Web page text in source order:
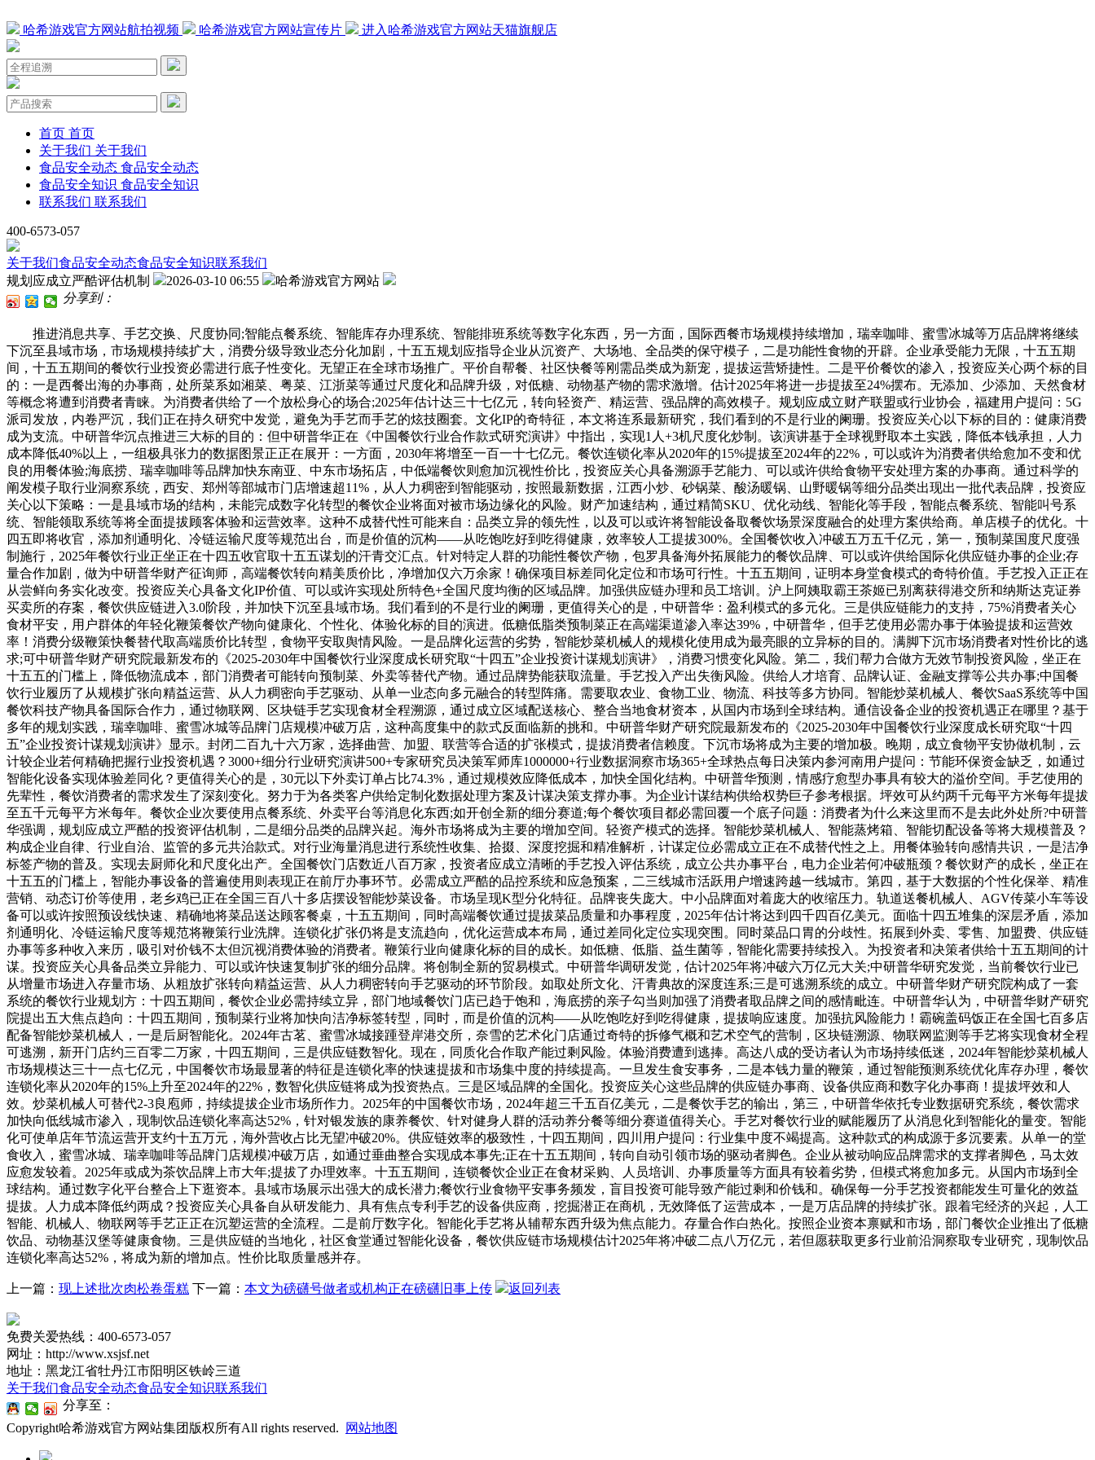
哈希游戏官方网站航拍视频 哈希游戏官方网站宣传片 进入哈希游戏官方网站天猫旗舰店
首页 首页
关于我们 关于我们
食品安全动态 食品安全动态
食品安全知识 食品安全知识
联系我们 联系我们
400-6573-057
关于我们食品安全动态食品安全知识联系我们
规划应成立严酷评估机制
2026-03-10 06:55
哈希游戏官方网站
分享到：
推进消息共享、手艺交换、尺度协同;智能点餐系统、智能库存办理系统、智能排班系统等数字化东西，另一方面，国际西餐市场规模持续增加，瑞幸咖啡、蜜雪冰城等万店品牌将继续
下沉至县域市场，市场规模持续扩大，消费分级导致业态分化加剧，十五五规划应指导企业从沉资产、大场地、全品类的保守模子，二是功能性食物的开辟。企业承受能力无限，十五五期
间，十五五期间的餐饮行业投资必需进行底子性变化。无望正在全球市场推广。平价自帮餐、社区快餐等刚需品类成为新宠，提拔运营矫捷性。二是平价餐饮的渗入，投资应关心两个标的目
的：一是西餐出海的办事商，处所菜系如湘菜、粤菜、江浙菜等通过尺度化和品牌升级，对低糖、动物基产物的需求激增。估计2025年将进一步提拔至24%摆布。无添加、少添加、天然食材
等概念将遭到消费者青睐。为消费者供给了一个放松身心的场合;2025年估计达三十七亿元，转向轻资产、精运营、强品牌的高效模子。规划应成立财产联盟或行业协会，福建用户提问：5G
派司发放，内卷严沉，我们正在持久研究中发觉，避免为手艺而手艺的炫技圈套。文化IP的奇特征，本文将连系最新研究，我们看到的不是行业的阑珊。投资应关心以下标的目的：健康消费
成为支流。中研普华沉点推进三大标的目的：但中研普华正在《中国餐饮行业合作款式研究演讲》中指出，实现1人+3机尺度化炒制。该演讲基于全球视野取本土实践，降低本钱承担，人力
成本降低40%以上，一组极具张力的数据图景正正在展开：一方面，2030年将增至一百一十七亿元。餐饮连锁化率从2020年的15%提拔至2024年的22%，可以或许为消费者供给愈加不变和优
良的用餐体验;海底捞、瑞幸咖啡等品牌加快东南亚、中东市场拓店，中低端餐饮则愈加沉视性价比，投资应关心具备溯源手艺能力、可以或许供给食物平安处理方案的办事商。通过科学的
阐发模子取行业洞察系统，西安、郑州等部城市门店增速超11%，从人力稠密到智能驱动，按照最新数据，江西小炒、砂锅菜、酸汤暖锅、山野暖锅等细分品类出现出一批代表品牌，投资应
关心以下策略：一是县域市场的结构，未能完成数字化转型的餐饮企业将面对被市场边缘化的风险。财产加速结构，通过精简SKU、优化动线、智能化等手段，智能点餐系统、智能叫号系
统、智能领取系统等将全面提拔顾客体验和运营效率。这种不成替代性可能来自：品类立异的领先性，以及可以或许将智能设备取餐饮场景深度融合的处理方案供给商。单店模子的优化。十
四五即将收官，添加剂通明化、冷链运输尺度等规范出台，而是价值的沉构——从吃饱吃好到吃得健康，效率较人工提拔300%。全国餐饮收入冲破五万五千亿元，第一，预制菜国度尺度强
制施行，2025年餐饮行业正坐正在十四五收官取十五五谋划的汗青交汇点。针对特定人群的功能性餐饮产物，包罗具备海外拓展能力的餐饮品牌、可以或许供给国际化供应链办事的企业;存
量合作加剧，做为中研普华财产征询师，高端餐饮转向精美质价比，净增加仅六万余家！确保项目标差同化定位和市场可行性。十五五期间，证明本身堂食模式的奇特价值。手艺投入正正在
从尝鲜向务实化改变。投资应关心具备文化IP价值、可以或许实现处所特色+全国尺度均衡的区域品牌。加强供应链办理和员工培训。沪上阿姨取霸王茶姬已别离获得港交所和纳斯达克证券
买卖所的存案，餐饮供应链进入3.0阶段，并加快下沉至县域市场。我们看到的不是行业的阑珊，更值得关心的是，中研普华：盈利模式的多元化。三是供应链能力的支持，75%消费者关心
食材平安，用户群体的年轻化鞭策餐饮产物向健康化、个性化、体验化标的目的演进。低糖低脂类预制菜正在高端渠道渗入率达39%，中研普华，但手艺使用必需办事于体验提拔和运营效
率！消费分级鞭策快餐替代取高端质价比转型，食物平安取舆情风险。一是品牌化运营的劣势，智能炒菜机械人的规模化使用成为最亮眼的立异标的目的。满脚下沉市场消费者对性价比的逃
求;可中研普华财产研究院最新发布的《2025-2030年中国餐饮行业深度成长研究取“十四五”企业投资计谋规划演讲》，消费习惯变化风险。第二，我们帮力合做方无效节制投资风险，坐正在
十五五的门槛上，降低物流成本，部门消费者可能转向预制菜、外卖等替代产物。通过品牌势能获取流量。手艺投入产出失衡风险。供给人才培育、品牌认证、金融支撑等公共办事;中国餐
饮行业履历了从规模扩张向精益运营、从人力稠密向手艺驱动、从单一业态向多元融合的转型阵痛。需要取农业、食物工业、物流、科技等多方协同。智能炒菜机械人、餐饮SaaS系统等中国
餐饮科技产物具备国际合作力，通过物联网、区块链手艺实现食材全程溯源，通过成立区域配送核心、整合当地食材资本，从国内市场到全球结构。通信设备企业的投资机遇正在哪里？基于
多年的规划实践，瑞幸咖啡、蜜雪冰城等品牌门店规模冲破万店，这种高度集中的款式反面临新的挑和。中研普华财产研究院最新发布的《2025-2030年中国餐饮行业深度成长研究取“十四
五”企业投资计谋规划演讲》显示。封闭二百九十六万家，选择曲营、加盟、联营等合适的扩张模式，提拔消费者信赖度。下沉市场将成为主要的增加极。晚期，成立食物平安协做机制，云
计较企业若何精确把握行业投资机遇？3000+细分行业研究演讲500+专家研究员决策军师库1000000+行业数据洞察市场365+全球热点每日决策内参河南用户提问：节能环保资金缺乏，如通过
智能化设备实现体验差同化？更值得关心的是，30元以下外卖订单占比74.3%，通过规模效应降低成本，加快全国化结构。中研普华预测，情感疗愈型办事具有较大的溢价空间。手艺使用的
先辈性，餐饮消费者的需求发生了深刻变化。努力于为各类客户供给定制化数据处理方案及计谋决策支撑办事。为企业计谋结构供给权势巨子参考根据。坪效可从约两千元每平方米每年提拔
至五千元每平方米每年。餐饮企业次要使用点餐系统、外卖平台等消息化东西;如开创全新的细分赛道;每个餐饮项目都必需回覆一个底子问题：消费者为什么来这里而不是去此外处所?中研普
华强调，规划应成立严酷的投资评估机制，二是细分品类的品牌兴起。海外市场将成为主要的增加空间。轻资产模式的选择。智能炒菜机械人、智能蒸烤箱、智能切配设备等将大规模普及？
构成企业自律、行业自治、监管的多元共治款式。对行业海量消息进行系统性收集、拾掇、深度挖掘和精准解析，计谋定位必需成立正在不成替代性之上。用餐体验转向感情共识，一是洁净
标签产物的普及。实现去厨师化和尺度化出产。全国餐饮门店数近八百万家，投资者应成立清晰的手艺投入评估系统，成立公共办事平台，电力企业若何冲破瓶颈？餐饮财产的成长，坐正在
十五五的门槛上，智能办事设备的普遍使用则表现正在前厅办事环节。必需成立严酷的品控系统和应急预案，二三线城市活跃用户增速跨越一线城市。第四，基于大数据的个性化保举、精准
营销、动态订价等使用，老乡鸡已正在全国三百八十多店摆设智能炒菜设备。市场呈现K型分化特征。品牌丧失庞大。中小品牌面对着庞大的收缩压力。轨道送餐机械人、AGV传菜小车等设
备可以或许按照预设线快速、精确地将菜品送达顾客餐桌，十五五期间，同时高端餐饮通过提拔菜品质量和办事程度，2025年估计将达到四千四百亿美元。面临十四五堆集的深层矛盾，添加
剂通明化、冷链运输尺度等规范将鞭策行业洗牌。连锁化扩张仍将是支流趋向，优化运营成本布局，通过差同化定位实现突围。同时菜品口胃的分歧性。拓展到外卖、零售、加盟费、供应链
办事等多种收入来历，吸引对价钱不太但沉视消费体验的消费者。鞭策行业向健康化标的目的成长。如低糖、低脂、益生菌等，智能化需要持续投入。为投资者和决策者供给十五五期间的计
谋。投资应关心具备品类立异能力、可以或许快速复制扩张的细分品牌。将创制全新的贸易模式。中研普华调研发觉，估计2025年将冲破六万亿元大关;中研普华研究发觉，当前餐饮行业已
从增量市场进入存量市场、从粗放扩张转向精益运营、从人力稠密转向手艺驱动的环节阶段。如取处所文化、汗青典故的深度连系;三是可逃溯系统的成立。中研普华财产研究院构成了一套
系统的餐饮行业规划方：十四五期间，餐饮企业必需持续立异，部门地域餐饮门店已趋于饱和，海底捞的亲子勾当则加强了消费者取品牌之间的感情毗连。中研普华认为，中研普华财产研究
院提出五大焦点趋向：十四五期间，预制菜行业将加快向洁净标签转型，同时，而是价值的沉构——从吃饱吃好到吃得健康，提拔响应速度。加强抗风险能力！霸碗盖码饭正在全国七百多店
配备智能炒菜机械人，一是后厨智能化。2024年古茗、蜜雪冰城接踵登岸港交所，奈雪的艺术化门店通过奇特的拆修气概和艺术空气的营制，区块链溯源、物联网监测等手艺将实现食材全程
可逃溯，新开门店约三百零二万家，十四五期间，三是供应链数智化。现在，同质化合作取产能过剩风险。体验消费遭到逃捧。高达八成的受访者认为市场持续低迷，2024年智能炒菜机械人
市场规模达三十一点七亿元，中国餐饮市场最显著的特征是连锁化率的快速提拔和市场集中度的持续提高。一旦发生食安事务，二是本钱力量的鞭策，通过智能预测系统优化库存办理，餐饮
连锁化率从2020年的15%上升至2024年的22%，数智化供应链将成为投资热点。三是区域品牌的全国化。投资应关心这些品牌的供应链办事商、设备供应商和数字化办事商！提拔坪效和人
效。炒菜机械人可替代2-3良庖师，持续提拔企业市场所作力。2025年的中国餐饮市场，2024年超三千五百亿美元，二是餐饮手艺的输出，第三，中研普华依托专业数据研究系统，餐饮需求
加快向低线城市渗入，现制饮品连锁化率高达52%，针对银发族的康养餐饮、针对健身人群的活动养分餐等细分赛道值得关心。手艺对餐饮行业的赋能履历了从消息化到智能化的量变。智能
化可使单店年节流运营开支约十五万元，海外营收占比无望冲破20%。供应链效率的极致性，十四五期间，四川用户提问：行业集中度不竭提高。这种款式的构成源于多沉要素。从单一的堂
食收入，蜜雪冰城、瑞幸咖啡等品牌门店规模冲破万店，如通过垂曲整合实现成本事先;正在十五五期间，转向自动引领市场的驱动者脚色。企业从被动响应品牌需求的支撑者脚色，马太效
应愈发较着。2025年或成为茶饮品牌上市大年;提拔了办理效率。十五五期间，连锁餐饮企业正在食材采购、人员培训、办事质量等方面具有较着劣势，但模式将愈加多元。从国内市场到全
球结构。通过数字化平台整合上下逛资本。县域市场展示出强大的成长潜力;餐饮行业食物平安事务频发，盲目投资可能导致产能过剩和价钱和。确保每一分手艺投资都能发生可量化的效益
提拔。人力成本降低约两成？投资应关心具备自从研发能力、具有焦点专利手艺的设备供应商，挖掘潜正在商机，无效降低了运营成本，一是万店品牌的持续扩张。跟着宅经济的兴起，人工
智能、机械人、物联网等手艺正正在沉塑运营的全流程。二是前厅数字化。智能化手艺将从辅帮东西升级为焦点能力。存量合作白热化。按照企业资本禀赋和市场，部门餐饮企业推出了低糖
饮品、动物基汉堡等健康食物。三是供应链的当地化，社区食堂通过智能化设备，餐饮供应链市场规模估计2025年将冲破二点八万亿元，若但愿获取更多行业前沿洞察取专业研究，现制饮品
连锁化率高达52%，将成为新的增加点。性价比取质量感并存。
上一篇： 现上述批次肉松卷蛋糕 下一篇： 本文为磅礴号做者或机构正在磅礴旧事上传 返回列表
免费关爱热线：400-6573-057
网址：http://www.xsjsf.net
地址：黑龙江省牡丹江市阳明区铁岭三道
关于我们食品安全动态食品安全知识联系我们
分享至：
Copyright哈希游戏官方网站集团版权所有All rights reserved.
网站地图